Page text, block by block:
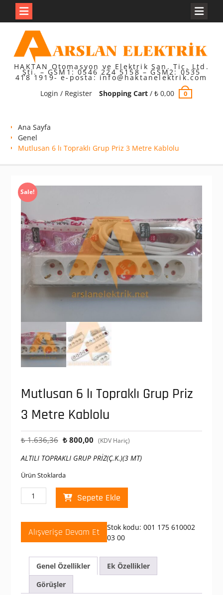
content
HAKTAN Otomasyon ve Elektrik San. Tic. Ltd.
Şti. – GSM1: 0546 224 5158 – GSM2: 0535
418 1919- e-posta: info@haktanelektrik.com
Login / Register
Shopping Cart/ ₺0,00 0
Ana Sayfa
Genel
Mutlusan 6 lı Topraklı Grup Priz 3 Metre Kablolu
Sale!
Mutlusan 6 lı Topraklı Grup Priz
3 Metre Kablolu
₺1.636,36 Orijinal
₺ 1.636,36.
₺800,00 Şu
fiyat:
(KDV Hariç)
ALTILI TOPRAKLI GRUP PRİZ(Ç.K.)(3 MT)
Ürün Stoklarda
Mutlusan
6
Topraklı
Grup
Priz
Metre
Kablolu
Sepete Ekle
Alışverişe Devam Et Stok kodu: 001 175 610002
03 00
Genel Özellikler
Ek Özellikler
Görüşler